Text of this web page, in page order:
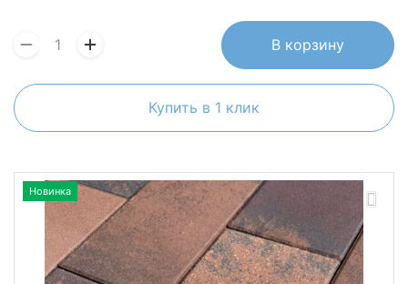
В корзину
Купить в 1 клик
Новинка